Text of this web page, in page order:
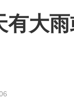
有大